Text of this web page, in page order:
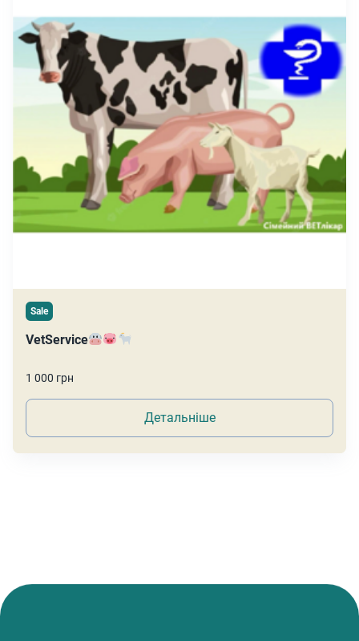
Sale
VetService
1 000 грн
Детальніше